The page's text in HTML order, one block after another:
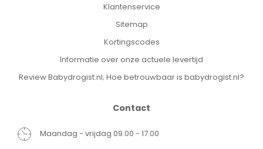
Klantenservice
Sitemap
Kortingscodes
Informatie over onze actuele levertijd
Review Babydrogist.nl; Hoe betrouwbaar is babydrogist.nl?
Contact
Maandag - vrijdag 09.00 - 17.00